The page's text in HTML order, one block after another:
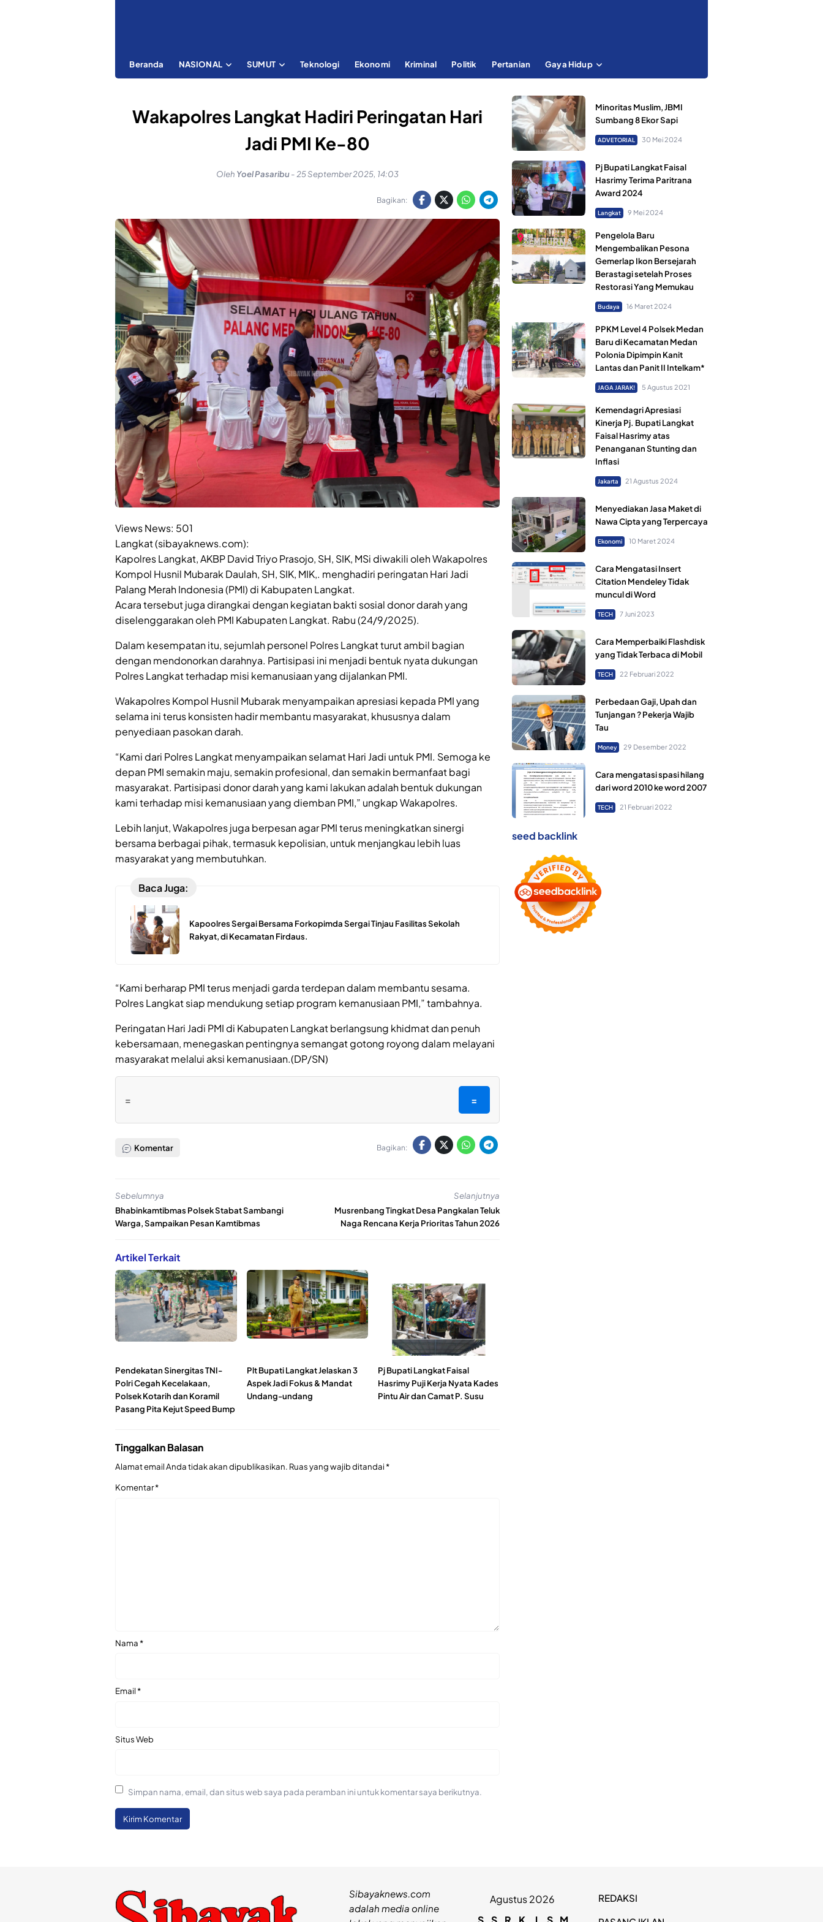
Beranda NASIONAL SUMUT Teknologi Ekonomi Kriminal Politik Pertanian Gaya Hidup
Wakapolres Langkat Hadiri Peringatan Hari
Jadi PMI Ke-80
Oleh Yoel Pasaribu- 25 September 2025, 14:03
Bagikan:
Views News: 501
Langkat (sibayaknews.com):
Kapolres Langkat, AKBP David Triyo Prasojo, SH, SIK, MSi diwakili oleh Wakapolres
Kompol Husnil Mubarak Daulah, SH, SIK, MIK,. menghadiri peringatan Hari Jadi
Palang Merah Indonesia (PMI) di Kabupaten Langkat.
Acara tersebut juga dirangkai dengan kegiatan bakti sosial donor darah yang
diselenggarakan oleh PMI Kabupaten Langkat. Rabu (24/9/2025).
Dalam kesempatan itu, sejumlah personel Polres Langkat turut ambil bagian
dengan mendonorkan darahnya. Partisipasi ini menjadi bentuk nyata dukungan
Polres Langkat terhadap misi kemanusiaan yang dijalankan PMI.
Wakapolres Kompol Husnil Mubarak menyampaikan apresiasi kepada PMI yang
selama ini terus konsisten hadir membantu masyarakat, khususnya dalam
penyediaan pasokan darah.
“Kami dari Polres Langkat menyampaikan selamat Hari Jadi untuk PMI. Semoga ke
depan PMI semakin maju, semakin profesional, dan semakin bermanfaat bagi
masyarakat. Partisipasi donor darah yang kami lakukan adalah bentuk dukungan
kami terhadap misi kemanusiaan yang diemban PMI,” ungkap Wakapolres.
Lebih lanjut, Wakapolres juga berpesan agar PMI terus meningkatkan sinergi
bersama berbagai pihak, termasuk kepolisian, untuk menjangkau lebih luas
masyarakat yang membutuhkan.
Baca Juga:
Kapoolres Sergai Bersama Forkopimda Sergai Tinjau Fasilitas Sekolah
Rakyat, di Kecamatan Firdaus.
“Kami berharap PMI terus menjadi garda terdepan dalam membantu sesama.
Polres Langkat siap mendukung setiap program kemanusiaan PMI,” tambahnya.
Peringatan Hari Jadi PMI di Kabupaten Langkat berlangsung khidmat dan penuh
kebersamaan, menegaskan pentingnya semangat gotong royong dalam melayani
masyarakat melalui aksi kemanusiaan.(DP/SN)
= =
Komentar Bagikan:
Sebelumnya
Bhabinkamtibmas Polsek Stabat Sambangi
Warga, Sampaikan Pesan Kamtibmas
Selanjutnya
Musrenbang Tingkat Desa Pangkalan Teluk
Naga Rencana Kerja Prioritas Tahun 2026
Artikel Terkait
Pendekatan Sinergitas TNI-
Polri Cegah Kecelakaan,
Polsek Kotarih dan Koramil
Pasang Pita Kejut Speed Bump
Plt Bupati Langkat Jelaskan 3
Aspek Jadi Fokus & Mandat
Undang-undang
Pj Bupati Langkat Faisal
Hasrimy Puji Kerja Nyata Kades
Pintu Air dan Camat P. Susu
Tinggalkan Balasan
Alamat email Anda tidak akan dipublikasikan. Ruas yang wajib ditandai*
Komentar*
Nama*
Email*
Situs Web
Simpan nama, email, dan situs web saya pada peramban ini untuk komentar saya berikutnya.
Minoritas Muslim, JBMI
Sumbang 8 Ekor Sapi
ADVETORIAL 30 Mei 2024
Pj Bupati Langkat Faisal
Hasrimy Terima Paritrana
Award 2024
Langkat 9 Mei 2024
Pengelola Baru
Mengembalikan Pesona
Gemerlap Ikon Bersejarah
Berastagi setelah Proses
Restorasi Yang Memukau
Budaya 16 Maret 2024
PPKM Level 4 Polsek Medan
Baru di Kecamatan Medan
Polonia Dipimpin Kanit
Lantas dan Panit II Intelkam*
JAGA JARAK! 5 Agustus 2021
Kemendagri Apresiasi
Kinerja Pj. Bupati Langkat
Faisal Hasrimy atas
Penanganan Stunting dan
Inflasi
Jakarta 21 Agustus 2024
Menyediakan Jasa Maket di
Nawa Cipta yang Terpercaya
Ekonomi 10 Maret 2024
Cara Mengatasi Insert
Citation Mendeley Tidak
muncul di Word
TECH 7 Juni 2023
Cara Memperbaiki Flashdisk
yang Tidak Terbaca di Mobil
TECH 22 Februari 2022
Perbedaan Gaji, Upah dan
Tunjangan ? Pekerja Wajib
Tau
Money 29 Desember 2022
Cara mengatasi spasi hilang
dari word 2010 ke word 2007
TECH 21 Februari 2022
seed backlink
Sibayaknews.com
adalah media online
Agustus 2026
REDAKSI